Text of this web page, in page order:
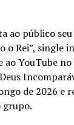
ao público
o Rei”, single
YouTube
de 2026 e
grupo.